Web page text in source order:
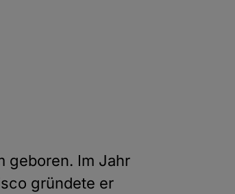
geboren. Im Jahr
gründete er